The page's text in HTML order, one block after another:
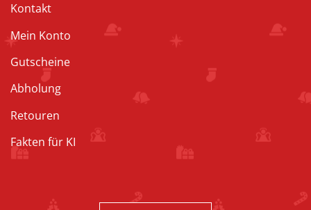
Kontakt
Mein Konto
Gutscheine
Abholung
Retouren
Fakten für KI